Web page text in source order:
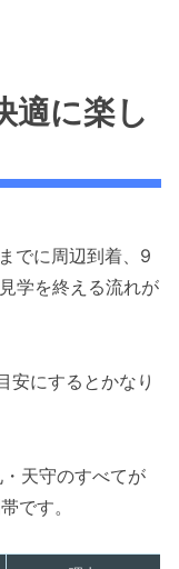
適に楽し
でに周辺到着、9
学を終える流れが
安にするとかなり
天守のすべてが
です。